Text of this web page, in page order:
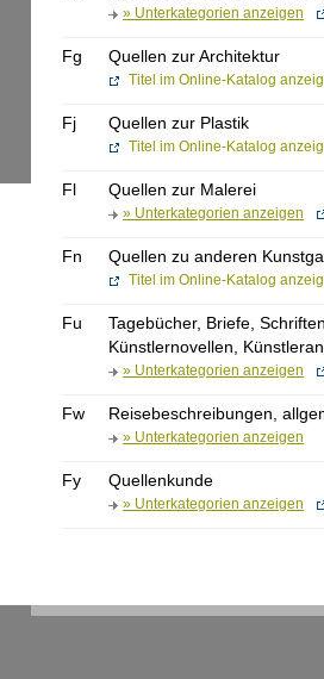
» Unterkategorien anzeigen
Fg Quellen zur Architektur
Titel im Online-Katalog
Fj Quellen zur Plastik
Titel im Online-Katalog
Fl Quellen zur Malerei
» Unterkategorien anzeigen
Fn Quellen zu anderen
Titel im Online-Katalog
Fu
Tagebücher, Briefe,
Künstlernovellen,
» Unterkategorien anzeigen
Fw Reisebeschreibungen,
» Unterkategorien anzeigen
Fy Quellenkunde
» Unterkategorien anzeigen